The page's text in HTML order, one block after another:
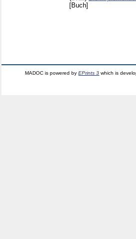
[Buch]
MADOC is powered byEPrints 3 which is